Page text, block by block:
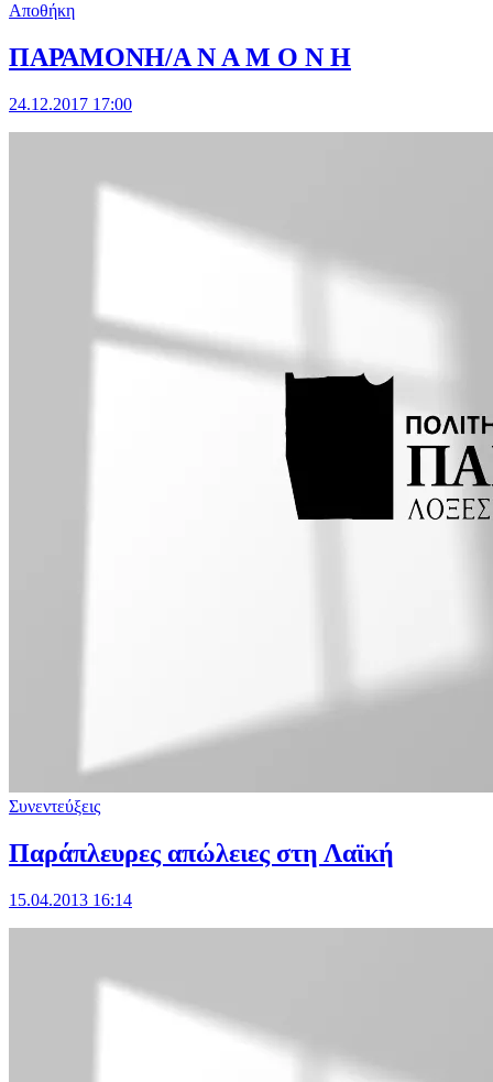
Αποθήκη
ΠΑΡΑΜΟΝΗ/Α Ν Α Μ Ο Ν Η
24.12.2017 17:00
Συνεντεύξεις
Παράπλευρες απώλειες στη Λαϊκή
15.04.2013 16:14